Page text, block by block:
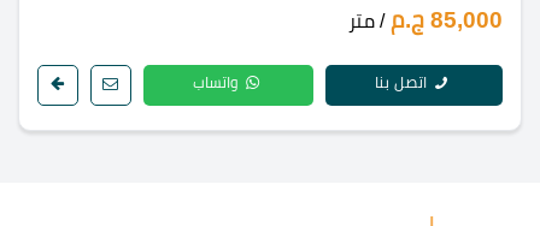
85,000 ج.م / متر
اتصل بنا واتساب